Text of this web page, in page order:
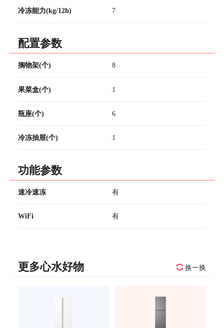
冷冻能力(kg/12h) 7
配置参数
搁物架(个) 8
果菜盒(个) 1
瓶座(个) 6
冷冻抽屉(个) 1
功能参数
速冷速冻 有
WiFi 有
更多心水好物 换一换